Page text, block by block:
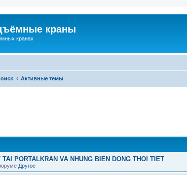
краны
кранах
Активные темы
PORTALKRAN VA NHUNG BIEN DONG THOI TIET
Другое